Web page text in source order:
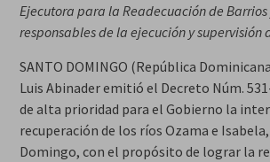
Ejecutora para la Readecuación de Barrios
responsables de la ejecución y supervisión
SANTO DOMINGO (República
Luis Abinader emitió el Decreto Núm.
de alta prioridad para el Gobierno la
recuperación de los ríos Ozama e
Domingo, con el propósito de lograr la